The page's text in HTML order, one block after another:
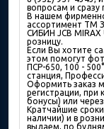
вопросам и сразу
В нашем
ассортимент ТМ
СИБИН JCB
розницу.
Если Вы хотите
этом помогут
ПСР-650, 100 -
станция,
Оформить заказ
регистрации, при
бонусы) или
Кратчайшие
наличии) и в
выдаем, по